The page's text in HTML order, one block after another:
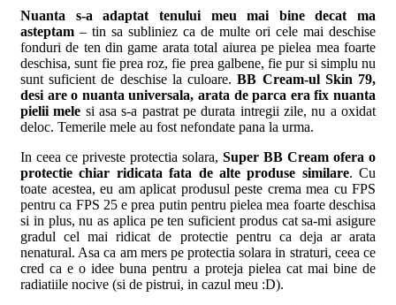
Nuanta s-a adaptat tenului meu mai bine decat ma
asteptam – tin sa subliniez ca de multe ori cele mai deschise
fonduri de ten din game arata total aiurea pe pielea mea foarte
deschisa, sunt fie prea roz, fie prea galbene, fie pur si simplu nu
sunt suficient de deschise la culoare.BB Cream-ul Skin 79,
desi are o nuanta universala, arata de parca era fix nuanta
pielii mele si asa s-a pastrat pe durata intregii zile, nu a oxidat
deloc. Temerile mele au fost nefondate pana la urma.
In ceea ce priveste protectia solara, Super BB Cream ofera o
protectie chiar ridicata fata de alte produse similare. Cu
toate acestea, eu am aplicat produsul peste crema mea cu FPS
pentru ca FPS 25 e prea putin pentru pielea mea foarte deschisa
si in plus, nu as aplica pe ten suficient produs cat sa-mi asigure
gradul cel mai ridicat de protectie pentru ca deja ar arata
nenatural. Asa ca am mers pe protectia solara in straturi, ceea ce
cred ca e o idee buna pentru a proteja pielea cat mai bine de
radiatiile nocive (si de pistrui, in cazul meu :D).